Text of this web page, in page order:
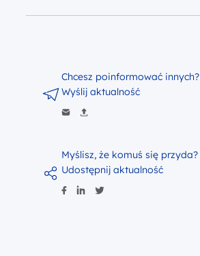
Myślisz, że komuś się przyda?
Udostępnij aktualność
Chcesz poinformować innych?
Wyślij aktualność